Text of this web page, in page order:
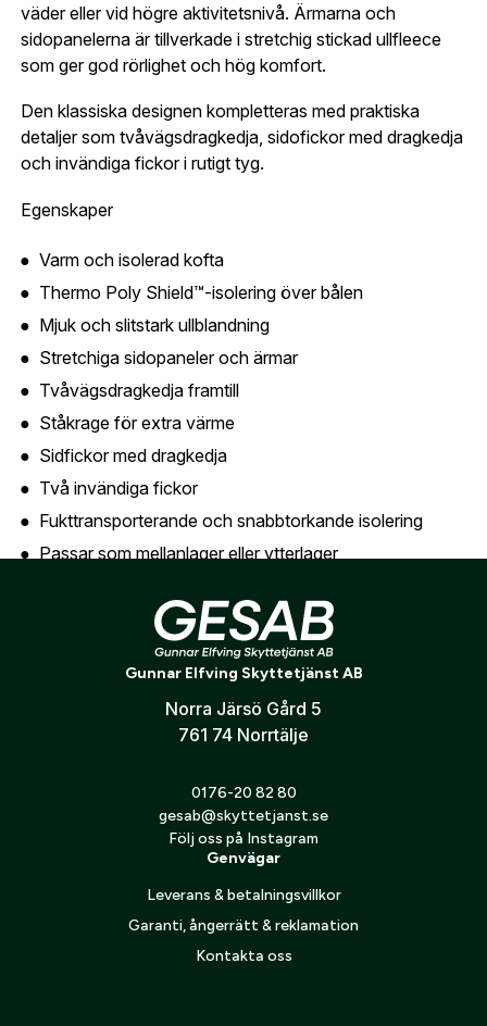
väder eller vid högre aktivitetsnivå. Ärmarna och
sidopanelerna är tillverkade i stretchig stickad ullfleece
som ger god rörlighet och hög komfort.
Den klassiska designen kompletteras med praktiska
detaljer som tvåvägsdragkedja, sidofickor med dragkedja
och invändiga fickor i rutigt tyg.
Egenskaper
Varm och isolerad kofta
Thermo Poly Shield™-isolering över bålen
Mjuk och slitstark ullblandning
Stretchiga sidopaneler och ärmar
Tvåvägsdragkedja framtill
Ståkrage för extra värme
Sidfickor med dragkedja
Två invändiga fickor
Fukttransporterande och snabbtorkande isolering
Passar som mellanlager eller ytterlager
Thermo Poly Shield™ – Lätt, snabbtorkande och
värmande isolering med god fukttransport
Är du företag eller förening? Med ett eget
konto hos oss får du snabbare utcheckning,
översikt över dina beställningar och sparade
uppgifter.
Är du en förening eller ett företag? Kontakta
oss så hjälper vi dig att skapa ett konto.
Ort:*
Telefon:*
Land:
E-post:* (kommer bli ditt användarnamn)
Verifiera e-post:*
GESABs personuppgiftspolicy
Jag godkänner att mina uppgifter sparas enligt
integritetspolicyn .
Bevaka
Gunnar Elfving Skyttetjänst AB
Norra Järsö Gård 5
761 74 Norrtälje
0176-20 82 80
gesab@skyttetjanst.se
Följ oss på Instagram
Genvägar
Leverans & betalningsvillkor
Garanti, ångerrätt & reklamation
Kontakta oss